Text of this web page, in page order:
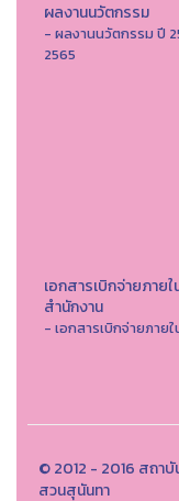
ผลงานนวัตกรรม
- ผลงานนวัตกรรม ปี
2565
เอกสารเบิกจ่ายภายใ
สำนักงาน
- เอกสารเบิกจ่ายภาย
© 2012 - 2016 สถา
สวนสุนันทา